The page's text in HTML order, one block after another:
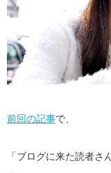
前回の記事で、
「ブログに来た読者さ